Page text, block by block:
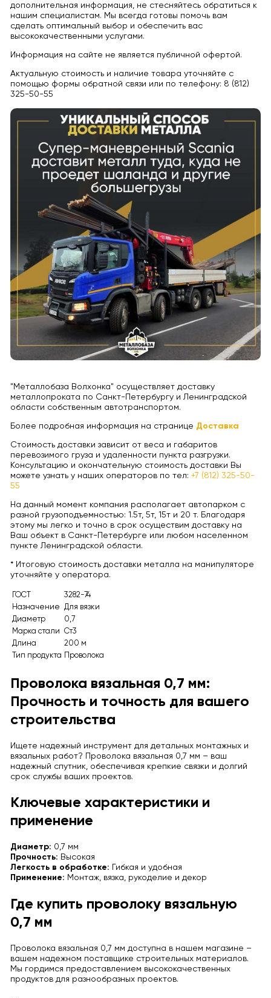
дополнительная информация, не стесняйтесь обратиться к
нашим специалистам. Мы всегда готовы помочь вам
сделать оптимальный выбор и обеспечить вас
высококачественными услугами.
Информация на сайте не является публичной офертой.
Актуальную стоимость и наличие товара уточняйте с
помощью формы обратной связи или по телефону: 8 (812)
325-50-55
"Металлобаза Волхонка" осуществляет доставку
металлопроката по Санкт-Петербургу и Ленинградской
области собственным автотранспортом.
Более подробная информация на странице Доставка
Стоимость доставки зависит от веса и габаритов
перевозимого груза и удаленности пункта разгрузки.
Консультацию и окончательную стоимость доставки Вы
можете узнать у наших операторов по тел: +7 (812) 325-50-
55
На данный момент компания располагает автопарком с
разной грузоподъемностью: 1.5т, 5т, 15т и 20 т. Благодаря
этому мы легко и точно в срок осуществим доставку на
Ваш объект в Санкт-Петербурге или любом населенном
пункте Ленинградской области.
* Итоговую стоимость доставки металла на манипуляторе
уточняйте у оператора.
ГОСТ
3282-74
Назначение
Для вязки
Диаметр
0,7
Марка стали
Ст3
Длина
200 м
Тип продукта
Проволока
Проволока вязальная 0,7 мм:
Прочность и точность для вашего
строительства
Ищете надежный инструмент для детальных монтажных и
вязальных работ? Проволока вязальная 0,7 мм – ваш
надежный спутник, обеспечивая крепкие связки и долгий
срок службы ваших проектов.
Ключевые характеристики и
применение
Диаметр: 0,7 мм
Прочность: Высокая
Легкость в обработке: Гибкая и удобная
Применение: Монтаж, вязка, рукоделие и декор
Где купить проволоку вязальную
0,7 мм
Проволока вязальная 0,7 мм доступна в нашем магазине –
вашем надежном поставщике строительных материалов.
Мы гордимся предоставлением высококачественных
продуктов для разнообразных проектов.